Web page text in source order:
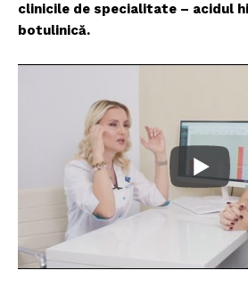
clinicile de specialitate – acidul
botulinică.